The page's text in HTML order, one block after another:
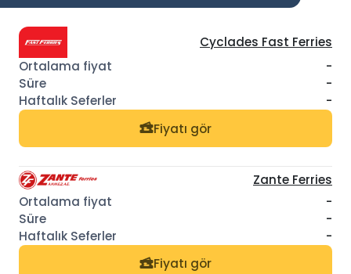
Cyclades Fast Ferries
-
-
-
Fiyatı gör
Zante Ferries
-
-
-
Fiyatı gör